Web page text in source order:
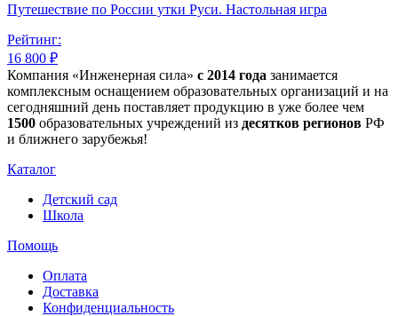
Путешествие по России утки Руси. Настольная игра
Рейтинг:
16 800 ₽
Компания «Инженерная сила» с 2014 года занимается
комплексным оснащением образовательных организаций и на
сегодняшний день поставляет продукцию в уже более чем
1500 образовательных учреждений из десятков регионов РФ
и ближнего зарубежья!
Каталог
Детский сад
Школа
Помощь
Оплата
Доставка
Конфиденциальность